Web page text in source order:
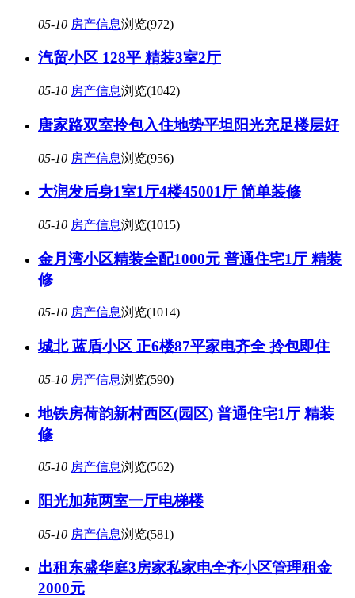
05-10 房产信息浏览(972)
汽贸小区 128平 精装3室2厅
05-10 房产信息浏览(1042)
唐家路双室拎包入住地势平坦阳光充足楼层好
05-10 房产信息浏览(956)
大润发后身1室1厅4楼45001厅 简单装修
05-10 房产信息浏览(1015)
金月湾小区精装全配1000元 普通住宅1厅 精装
修
05-10 房产信息浏览(1014)
城北 蓝盾小区 正6楼87平家电齐全 拎包即住
05-10 房产信息浏览(590)
地铁房荷韵新村西区(园区) 普通住宅1厅 精装
修
05-10 房产信息浏览(562)
阳光加苑两室一厅电梯楼
05-10 房产信息浏览(581)
出租东盛华庭3房家私家电全齐小区管理租金
2000元